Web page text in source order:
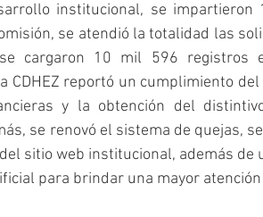
institucional, se impartieron
se atendió la totalidad las
cargaron 10 mil 596 registros
CDHEZ reportó un cumplimiento
y la obtención del
se renovó el sistema de quejas,
sitio web institucional, además de
para brindar una mayor